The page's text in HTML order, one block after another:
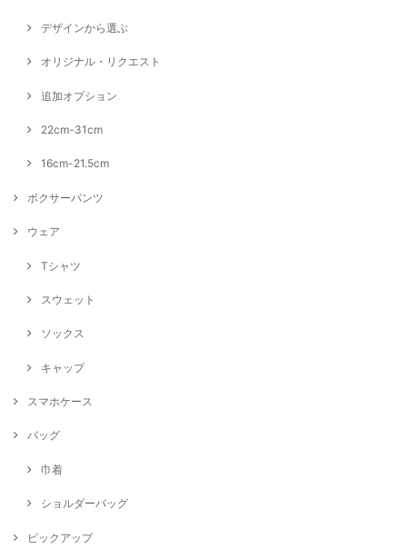
デザインから選ぶ
オリジナル・リクエスト
追加オプション
22cm-31cm
16cm-21.5cm
ボクサーパンツ
ウェア
Tシャツ
スウェット
ソックス
キャップ
スマホケース
バッグ
巾着
ショルダーバッグ
ピックアップ